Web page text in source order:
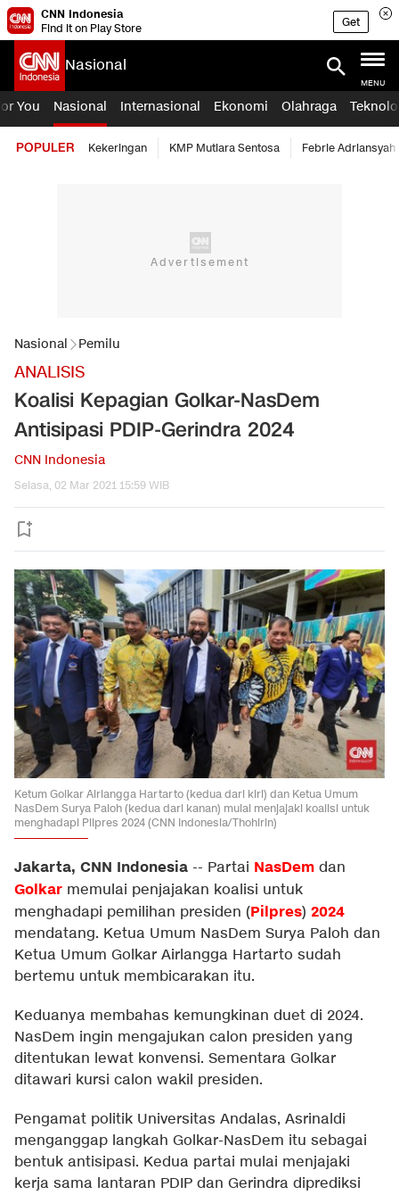
CNN Indonesia
Find it on Play Store
Get
Nasional
MENU
You Nasional Internasional Ekonomi Olahraga
POPULER Kekeringan KMP Mutiara Sentosa Febrie Adriansyah
Nasional Pemilu
ANALISIS
Koalisi Kepagian Golkar-NasDem
Antisipasi PDIP-Gerindra 2024
CNN Indonesia
Selasa, 02 Mar 2021 15:59 WIB
Ketum Golkar Airlangga Hartarto (kedua dari kiri) dan Ketua Umum
NasDem Surya Paloh (kedua dari kanan) mulai menjajaki koalisi untuk
menghadapi Pilpres 2024 (CNN Indonesia/Thohirin)
Jakarta, CNN Indonesia -- Partai NasDem dan
Golkar memulai penjajakan koalisi untuk
menghadapi pemilihan presiden (Pilpres) 2024
mendatang. Ketua Umum NasDem Surya Paloh dan
Ketua Umum Golkar Airlangga Hartarto sudah
bertemu untuk membicarakan itu.
Keduanya membahas kemungkinan duet di 2024.
NasDem ingin mengajukan calon presiden yang
ditentukan lewat konvensi. Sementara Golkar
ditawari kursi calon wakil presiden.
Pengamat politik Universitas Andalas, Asrinaldi
menganggap langkah Golkar-NasDem itu sebagai
bentuk antisipasi. Kedua partai mulai menjajaki
kerja sama lantaran PDIP dan Gerindra diprediksi